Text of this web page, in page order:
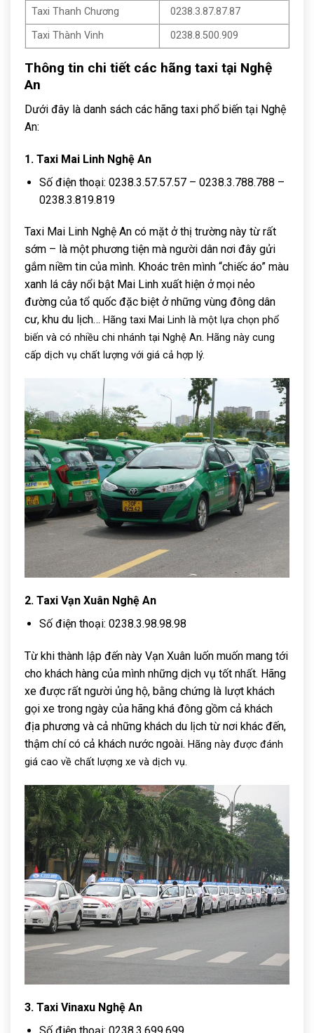
Taxi Thanh Chương
0238.3.87.87.87
Taxi Thành Vinh
0238.8.500.909
Thông tin chi tiết các hãng taxi tại Nghệ
An
Dưới đây là danh sách các hãng taxi phổ biến tại Nghệ
An:
1. Taxi Mai Linh Nghệ An
Số điện thoại: 0238.3.57.57.57 – 0238.3.788.788 –
0238.3.819.819
Taxi Mai Linh Nghệ An có mặt ở thị trường này từ rất
sớm – là một phương tiện mà người dân nơi đây gửi
gắm niềm tin của mình. Khoác trên mình “chiếc áo” màu
xanh lá cây nổi bật Mai Linh xuất hiện ở mọi nẻo
đường của tổ quốc đặc biệt ở những vùng đông dân
cư, khu du lịch… Hãng taxi Mai Linh là một lựa chọn phổ
biến và có nhiều chi nhánh tại Nghệ An. Hãng này cung
cấp dịch vụ chất lượng với giá cả hợp lý.
2. Taxi Vạn Xuân Nghệ An
Số điện thoại: 0238.3.98.98.98
Từ khi thành lập đến này Vạn Xuân luốn muốn mang tới
cho khách hàng của mình những dịch vụ tốt nhất. Hãng
xe được rất người ủng hộ, bằng chứng là lượt khách
gọi xe trong ngày của hãng khá đông gồm cả khách
địa phương và cả những khách du lịch từ nơi khác đến,
thậm chí có cả khách nước ngoài. Hãng này được đánh
giá cao về chất lượng xe và dịch vụ.
3. Taxi Vinaxu Nghệ An